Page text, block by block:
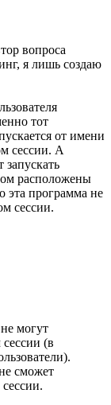
вопроса
я лишь создаю
тот
от имени
сессии. А
расположены
эта программа не
сессии.
могут
(в
сможет